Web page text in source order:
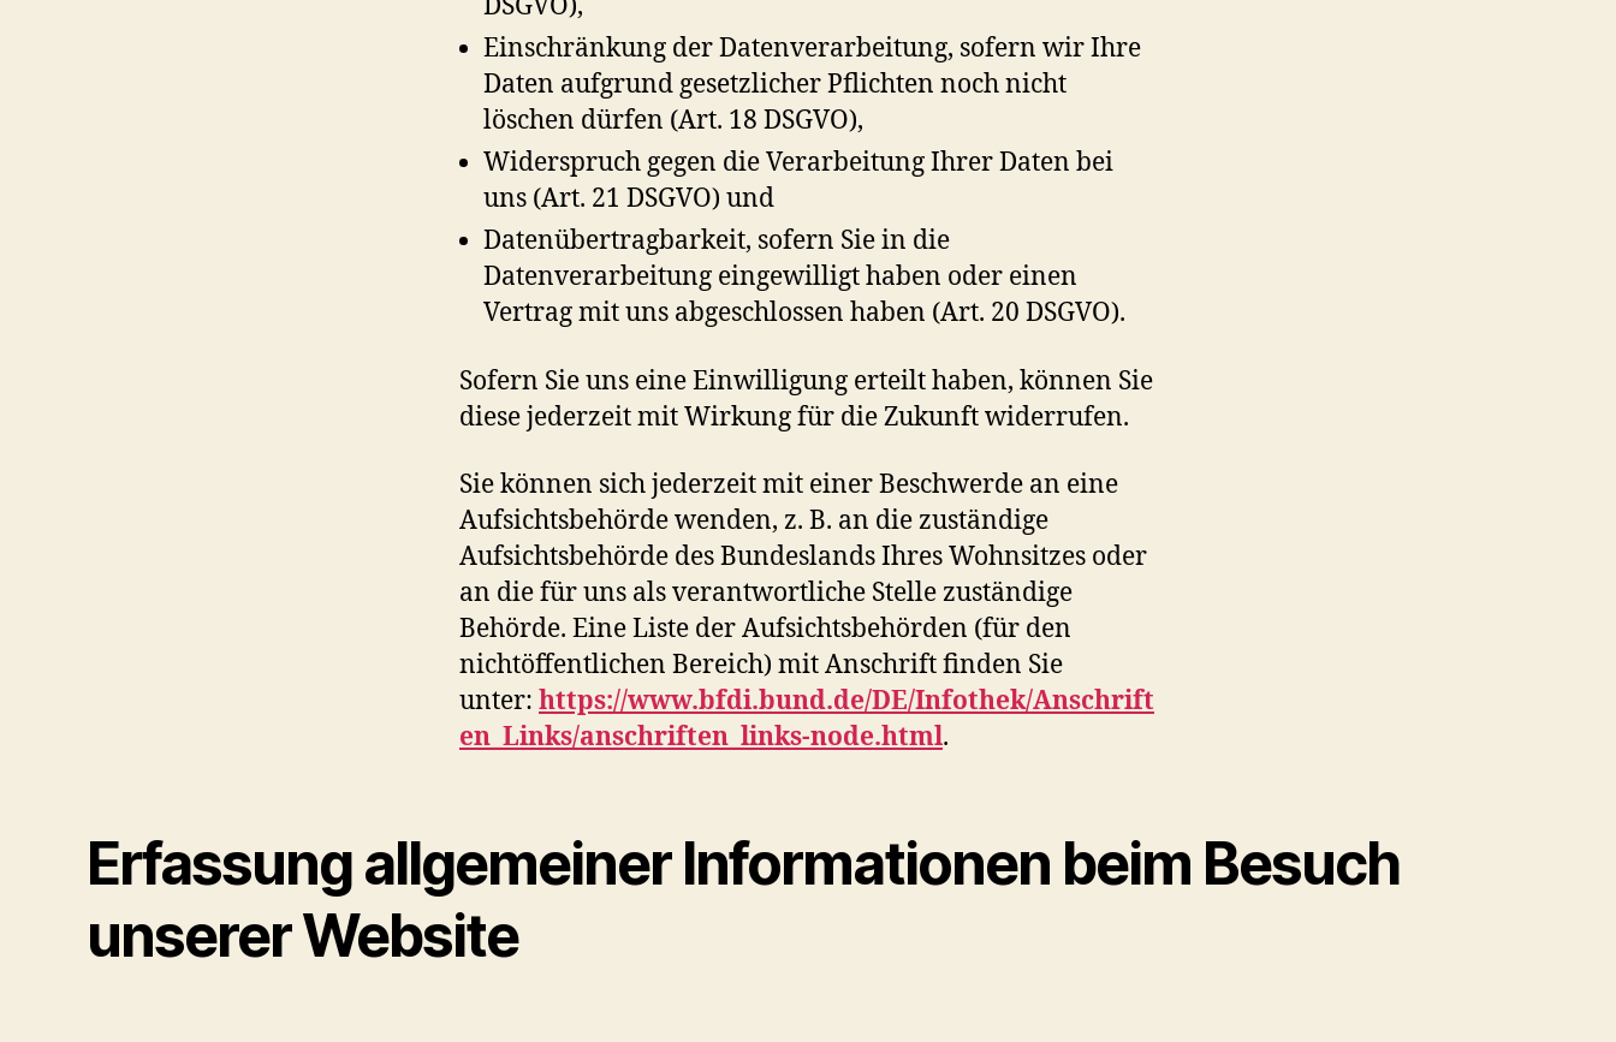
DSGVO),
Einschränkung der Datenverarbeitung, sofern wir Ihre
Daten aufgrund gesetzlicher Pflichten noch nicht
löschen dürfen (Art. 18 DSGVO),
Widerspruch gegen die Verarbeitung Ihrer Daten bei
uns (Art. 21 DSGVO) und
Datenübertragbarkeit, sofern Sie in die
Datenverarbeitung eingewilligt haben oder einen
Vertrag mit uns abgeschlossen haben (Art. 20 DSGVO).
Sofern Sie uns eine Einwilligung erteilt haben, können Sie
diese jederzeit mit Wirkung für die Zukunft widerrufen.
Sie können sich jederzeit mit einer Beschwerde an eine
Aufsichtsbehörde wenden, z. B. an die zuständige
Aufsichtsbehörde des Bundeslands Ihres Wohnsitzes oder
an die für uns als verantwortliche Stelle zuständige
Behörde. Eine Liste der Aufsichtsbehörden (für den
nichtöffentlichen Bereich) mit Anschrift finden Sie
unter: https://www.bfdi.bund.de/DE/Infothek/Anschrift
en_Links/anschriften_links-node.html.
Erfassung allgemeiner Informationen beim Besuch
unserer Website